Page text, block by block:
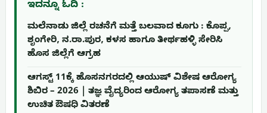
ಇದನ್ನೂ ಓದಿ :
ಮಲೆನಾಡು ಜಿಲ್ಲೆ ರಚನೆಗೆ ಮತ್ತೆ ಬಲವಾದ ಕೂಗು : ಕೊಪ್ಪ,
ಶೃಂಗೇರಿ, ನ.ರಾ.ಪುರ, ಕಳಸ ಹಾಗೂ ತೀರ್ಥಹಳ್ಳಿ ಸೇರಿಸಿ
ಹೊಸ ಜಿಲ್ಲೆಗೆ ಆಗ್ರಹ
ಆಗಸ್ಟ್ 11ಕ್ಕೆ ಹೊಸನಗರದಲ್ಲಿ ಆಯುಷ್ ವಿಶೇಷ ಆರೋಗ್ಯ
ಶಿಬಿರ – 2026 | ತಜ್ಞ ವೈದ್ಯರಿಂದ ಆರೋಗ್ಯ ತಪಾಸಣೆ ಮತ್ತು
ಉಚಿತ ಔಷಧಿ ವಿತರಣೆ